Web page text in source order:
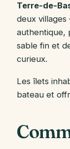
Terre-de-
deux
authentique,
sable fin et
curieux.
Les îlets
bateau et